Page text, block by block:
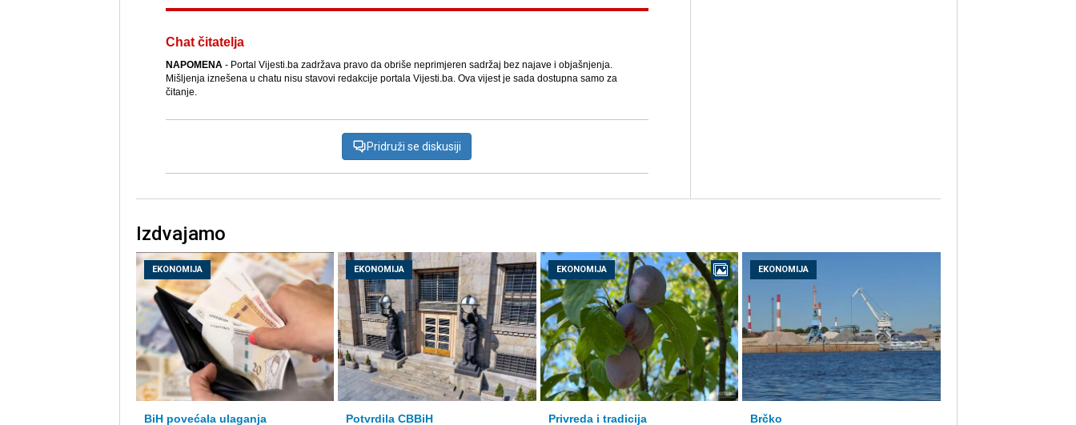
Chat čitatelja
NAPOMENA- Portal Vijesti.ba zadržava pravo da obriše neprimjeren sadržaj bez najave i objašnjenja.
Mišljenja iznešena u chatu nisu stavovi redakcije portala Vijesti.ba. Ova vijest je sada dostupna samo za
čitanje.
Pridruži se diskusiji
Izdvajamo
EKONOMIJA
BiH povećala ulaganja
EKONOMIJA
Potvrdila CBBiH
EKONOMIJA
Privreda i tradicija
EKONOMIJA
Brčko